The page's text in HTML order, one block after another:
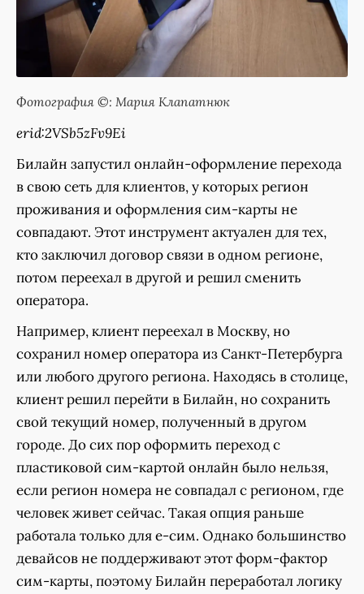
Фотография ©: Мария Клапатнюк
erid:2VSb5zFv9Ei
Билайн запустил онлайн-оформление перехода
в свою сеть для клиентов, у которых регион
проживания и оформления сим-карты не
совпадают. Этот инструмент актуален для тех,
кто заключил договор связи в одном регионе,
потом переехал в другой и решил сменить
оператора.
Например, клиент переехал в Москву, но
сохранил номер оператора из Санкт-Петербурга
или любого другого региона. Находясь в столице,
клиент решил перейти в Билайн, но сохранить
свой текущий номер, полученный в другом
городе. До сих пор оформить переход с
пластиковой сим-картой онлайн было нельзя,
если регион номера не совпадал с регионом, где
человек живет сейчас. Такая опция раньше
работала только для е-сим. Однако большинство
девайсов не поддерживают этот форм-фактор
сим-карты, поэтому Билайн переработал логику